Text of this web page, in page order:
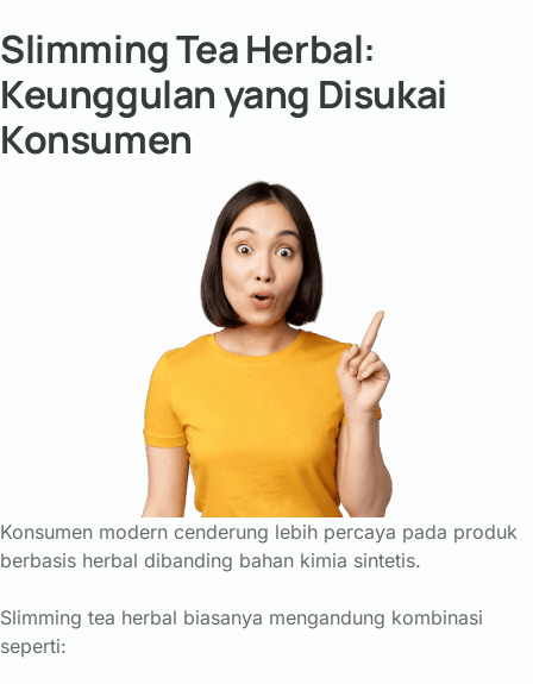
Slimming Tea Herbal:
Keunggulan yang Disukai
Konsumen
Konsumen modern cenderung lebih percaya pada produk
berbasis herbal dibanding bahan kimia sintetis.
Slimming tea herbal biasanya mengandung kombinasi
seperti: